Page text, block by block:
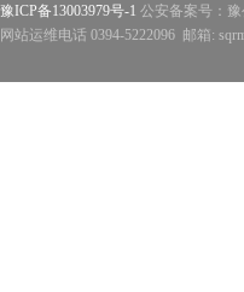
豫ICP备13003979号-1 公安备案号：
网站运维电话 0394-5222096 邮箱: